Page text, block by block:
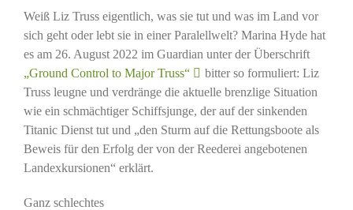
Weiß Liz Truss eigentlich, was sie tut und was im Land vor
sich geht oder lebt sie in einer Paralellwelt? Marina Hyde hat
es am 26. August 2022 im Guardian unter der Überschrift
„Ground Control to Major Truss“
bitter so formuliert: Liz
Truss leugne und verdränge die aktuelle brenzlige Situation
wie ein schmächtiger Schiffsjunge, der auf der sinkenden
Titanic Dienst tut und „den Sturm auf die Rettungsboote als
Beweis für den Erfolg der von der Reederei angebotenen
Landexkursionen“ erklärt.
Ganz schlechtes